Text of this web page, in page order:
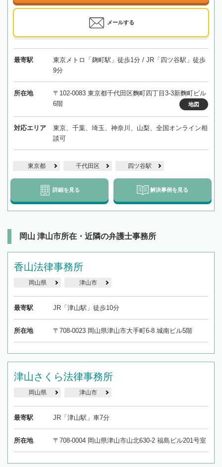
メールする
最寄駅
東京メトロ「麹町駅」徒歩1分 / JR「四ツ谷駅」徒歩
9分
所在地
〒102-0083 東京都千代田区麴町四丁目3-3新麴町ビル
6階
地図
対応エリア
東京、千葉、埼玉、神奈川、山梨、全国オンライン相
談可
東京都 千代田区 四ツ谷駅
詳細を見る 解決事例を見る
岡山 津山市所在・近隣の弁護士事務所
香山法律事務所
岡山県 津山市
最寄駅 JR「津山駅」徒歩10分
所在地 〒708-0023 岡山県津山市大手町6-8 城南ビル5階
津山さくら法律事務所
岡山県 津山市
最寄駅 JR「津山駅」車7分
所在地 〒708-0004 岡山県津山市山北630-2 福島ビル201号室